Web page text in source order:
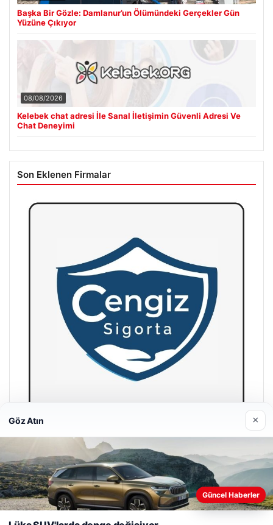
Başka Bir Gözle: Damlanur’un Ölümündeki Gerçekler Gün
Yüzüne Çıkıyor
08/08/2026
Kelebek chat adresi İle Sanal İletişimin Güvenli Adresi Ve
Chat Deneyimi
Son Eklenen Firmalar
Hastaş Beton
26/05/2026
Web sitemizi nasıl kullandığınızı daha iyi anlayabilmek,
deneyiminizi kişiselleştirmek ve geliştirmek amacıyla çerezler
Göz Atın ×
Güncel Haberler